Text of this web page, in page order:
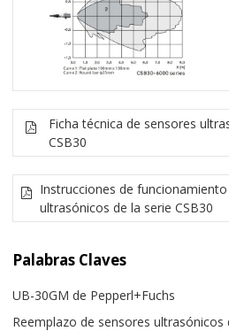
Ficha técnica de sensores
CSB30
Instrucciones de
ultrasónicos de la serie CSB30
Palabras Claves
UB-30GM de Pepperl+Fuchs
Reemplazo de sensores ultrasónicos